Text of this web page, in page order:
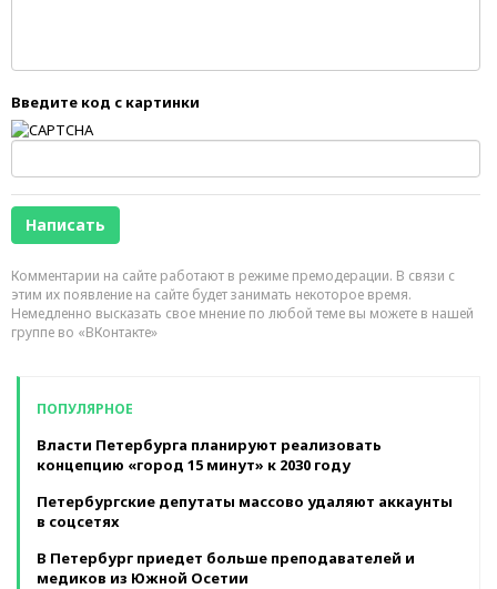
Введите код с картинки
Комментарии на сайте работают в режиме премодерации. В связи с
этим их появление на сайте будет занимать некоторое время.
Немедленно высказать свое мнение по любой теме вы можете в нашей
группе во «ВКонтакте»
ПОПУЛЯРНОЕ
Власти Петербурга планируют реализовать
концепцию «город 15 минут» к 2030 году
Петербургские депутаты массово удаляют аккаунты
в соцсетях
В Петербург приедет больше преподавателей и
медиков из Южной Осетии